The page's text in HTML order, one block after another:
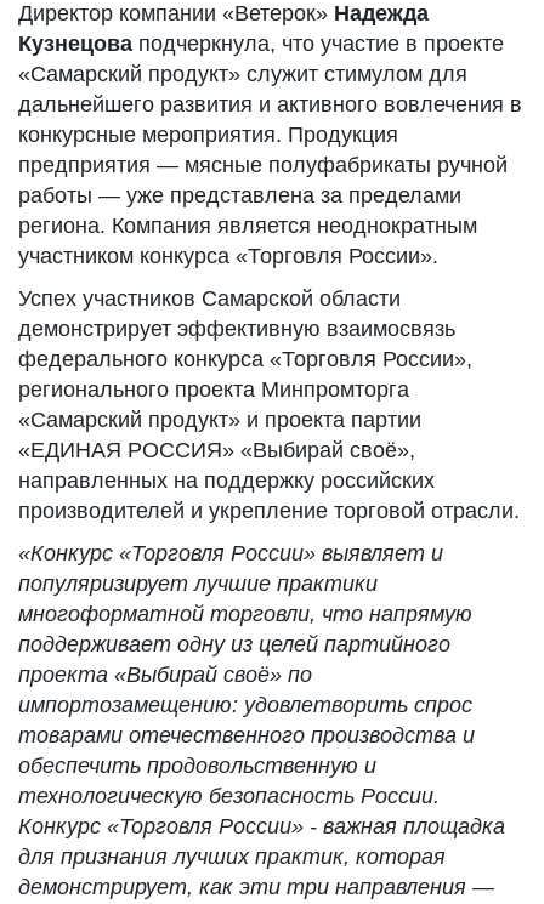
Директор компании «Ветерок» Надежда
Кузнецова подчеркнула, что участие в проекте
«Самарский продукт» служит стимулом для
дальнейшего развития и активного вовлечения в
конкурсные мероприятия. Продукция
предприятия — мясные полуфабрикаты ручной
работы — уже представлена за пределами
региона. Компания является неоднократным
участником конкурса «Торговля России».
Успех участников Самарской области
демонстрирует эффективную взаимосвязь
федерального конкурса «Торговля России»,
регионального проекта Минпромторга
«Самарский продукт» и проекта партии
«ЕДИНАЯ РОССИЯ» «Выбирай своё»,
направленных на поддержку российских
производителей и укрепление торговой отрасли.
«Конкурс «Торговля России» выявляет и
популяризирует лучшие практики
многоформатной торговли, что напрямую
поддерживает одну из целей партийного
проекта «Выбирай своё» по
импортозамещению: удовлетворить спрос
товарами отечественного производства и
обеспечить продовольственную и
технологическую безопасность России.
Конкурс «Торговля России» - важная площадка
для признания лучших практик, которая
демонстрирует, как эти три направления —